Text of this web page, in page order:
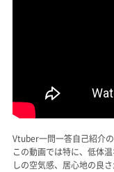
Vtuber一問一答自己紹介
この動画では特に、低体
しの空気感、居心地の良さ